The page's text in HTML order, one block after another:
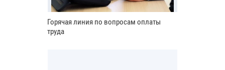
Горячая линия по вопросам оплаты
труда